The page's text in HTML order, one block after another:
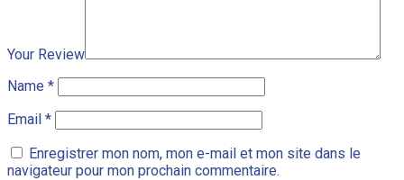
Your Review
Name *
Email *
Enregistrer mon nom, mon e-mail et mon site dans le
navigateur pour mon prochain commentaire.